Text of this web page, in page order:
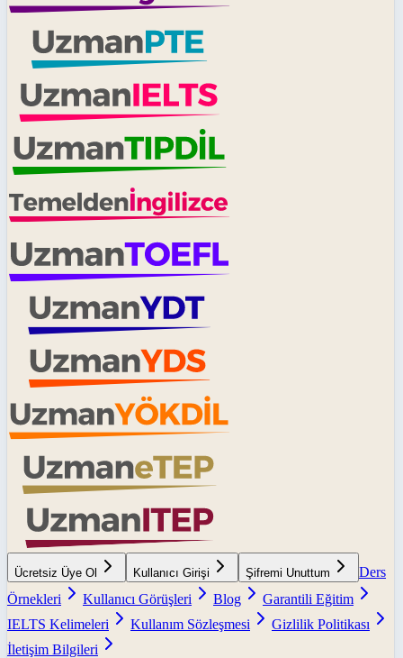
Ücretsiz Üye Ol Kullanıcı Girişi Şifremi Unuttum
Ders
Örnekleri
Kullanıcı Görüşleri Blog
Garantili Eğitim
IELTS Kelimeleri
Kullanım Sözleşmesi
Gizlilik Politikası
İletişim Bilgileri